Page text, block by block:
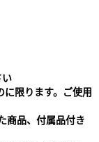
い
限ります。ご使用
商品、付属品付き